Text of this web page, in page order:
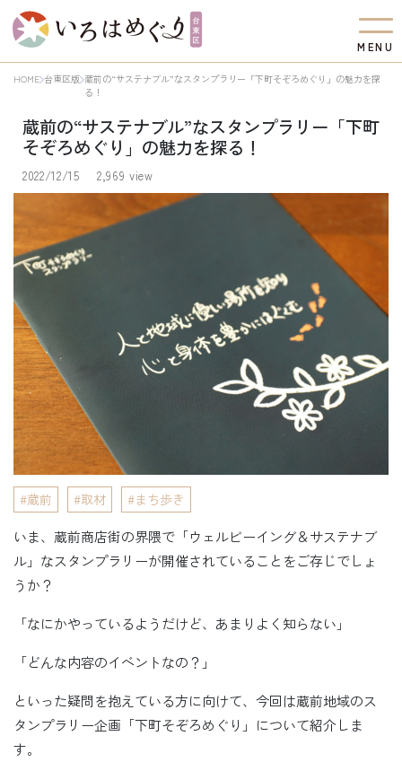
M EN U
HOME 台東区版 蔵前の“サステナブル”なスタンプラリー「下町そぞろめぐり」の魅力を探
る！
蔵前の“サステナブル”なスタンプラリー「下町
そぞろめぐり」の魅力を探る！
2022/12/15 2,969 view
蔵前 取材 まち歩き
いま、蔵前商店街の界隈で「ウェルビーイング＆サステナブ
ル」なスタンプラリーが開催されていることをご存じでしょ
うか？
「なにかやっているようだけど、あまりよく知らない」
「どんな内容のイベントなの？」
といった疑問を抱えている方に向けて、今回は蔵前地域のス
タンプラリー企画「下町そぞろめぐり」について紹介しま
す。